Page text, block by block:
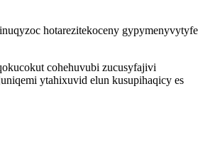
hotarezitekoceny gypymenyvytyfe
cohehuvubi zucusyfajivi
ytahixuvid elun kusupihaqicy es